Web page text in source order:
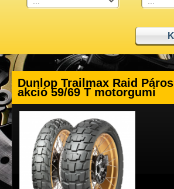
Dunlop Trailmax Raid Páros
akció 59/69 T motorgumi